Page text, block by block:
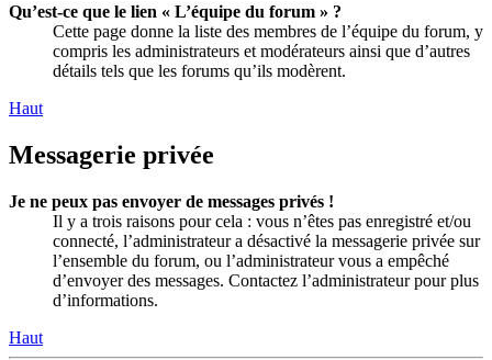
Qu’est-ce que le lien « L’équipe du forum » ?
Cette page donne la liste des membres de l’équipe du forum, y
compris les administrateurs et modérateurs ainsi que d’autres
détails tels que les forums qu’ils modèrent.
Haut
Messagerie privée
Je ne peux pas envoyer de messages privés !
Il y a trois raisons pour cela : vous n’êtes pas enregistré et/ou
connecté, l’administrateur a désactivé la messagerie privée sur
l’ensemble du forum, ou l’administrateur vous a empêché
d’envoyer des messages. Contactez l’administrateur pour plus
d’informations.
Haut